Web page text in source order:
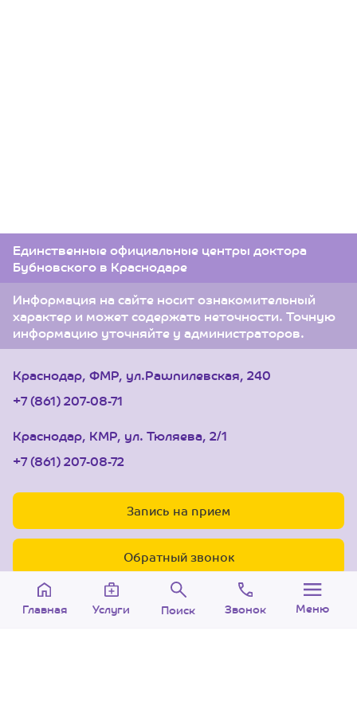
Единственные официальные центры доктора
Бубновского в Краснодаре
Информация на сайте носит ознакомительный
характер и может содержать неточности. Точную
информацию уточняйте у администраторов.
Краснодар, ФМР, ул.Рашпилевская, 240
+7 (861) 207-08-71
Краснодар, КМР, ул. Тюляева, 2/1
+7 (861) 207-08-72
Запись на прием
Обратный звонок
Главная Услуги Поиск Звонок Меню